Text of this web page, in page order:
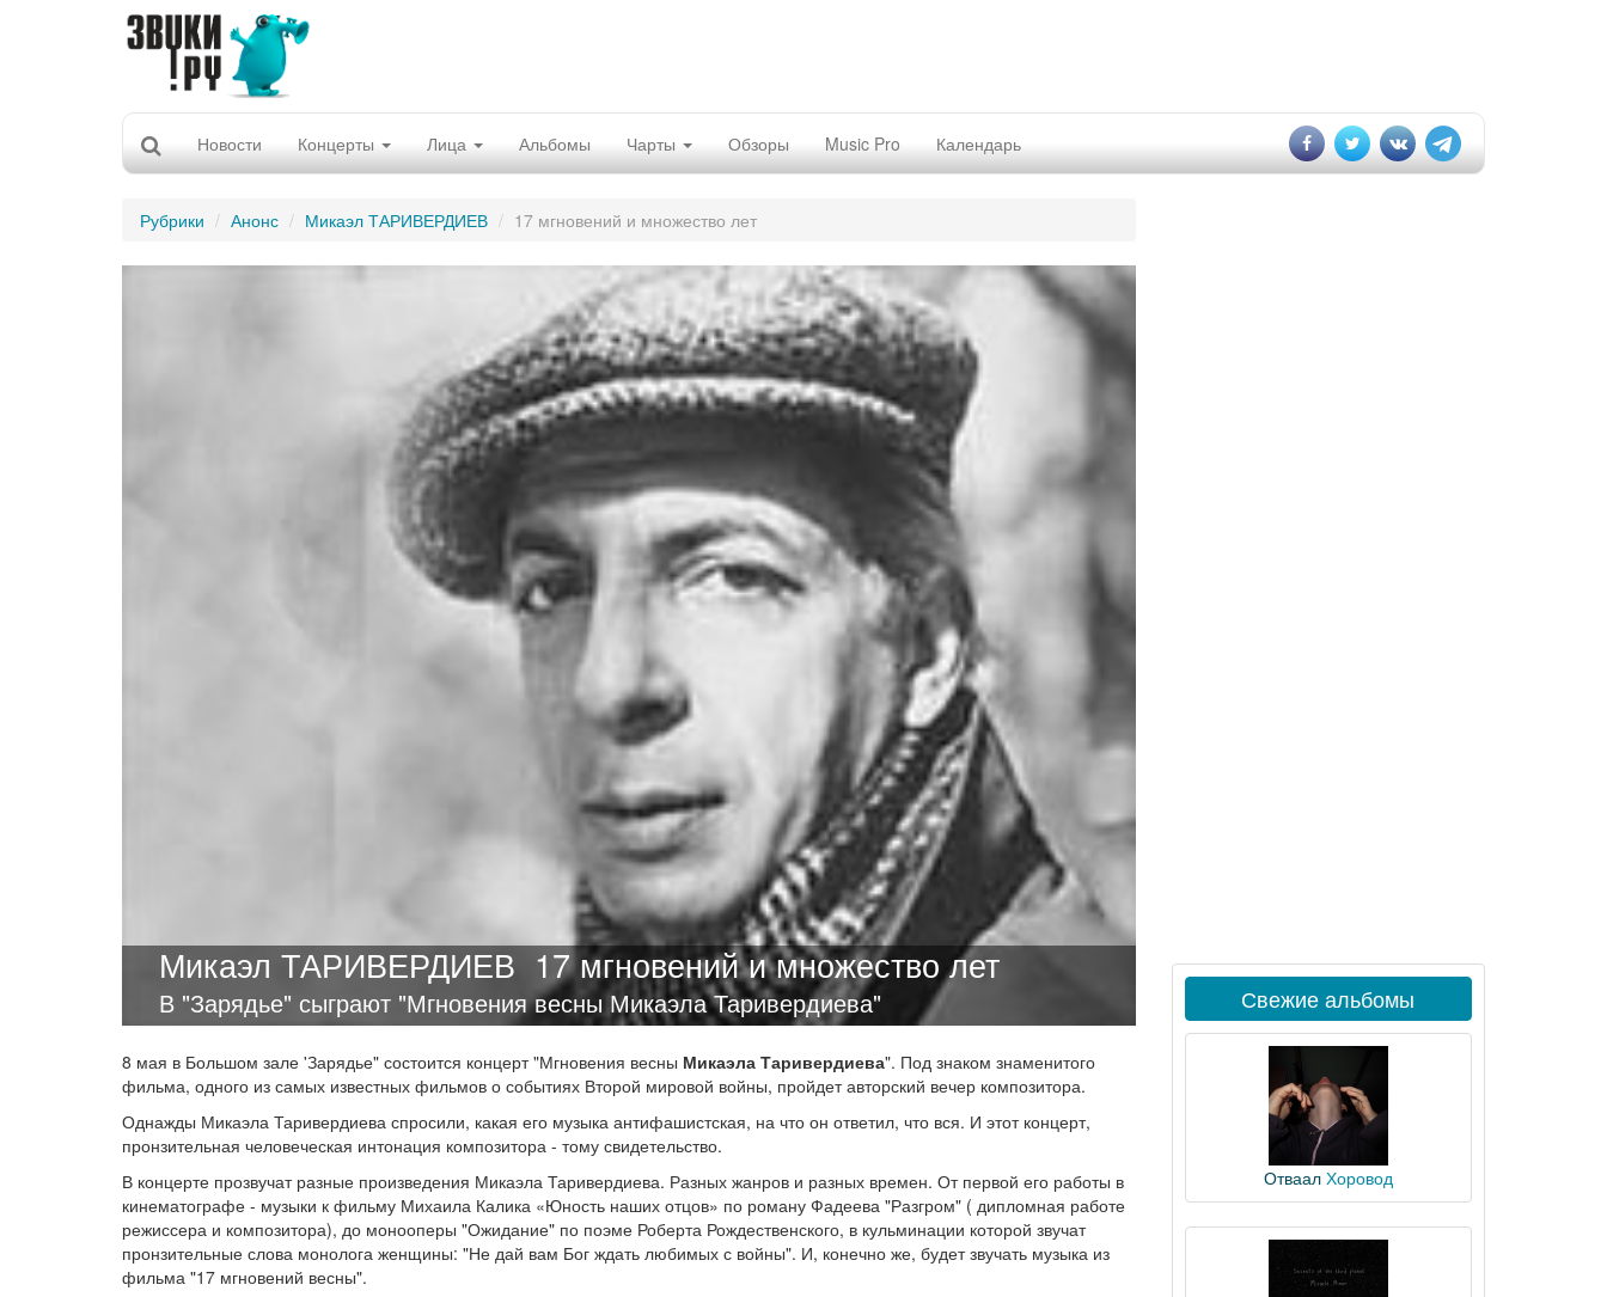
Новости Концерты Лица Альбомы Чарты Обзоры Music Pro Календарь
Рубрики Анонс Микаэл ТАРИВЕРДИЕВ 17 мгновений и множество лет
Микаэл ТАРИВЕРДИЕВ 17 мгновений и множество лет
В "Зарядье" сыграют "Мгновения весны Микаэла Таривердиева"
8 мая в Большом зале 'Зарядье" состоится концерт "Мгновения весны Микаэла Таривердиева". Под знаком знаменитого
фильма, одного из самых известных фильмов о событиях Второй мировой войны, пройдет авторский вечер композитора.
Однажды Микаэла Таривердиева спросили, какая его музыка антифашистская, на что он ответил, что вся. И этот концерт,
пронзительная человеческая интонация композитора - тому свидетельство.
В концерте прозвучат разные произведения Микаэла Таривердиева. Разных жанров и разных времен. От первой его работы в
кинематографе - музыки к фильму Михаила Калика «Юность наших отцов» по роману Фадеева "Разгром" ( дипломная работе
режиссера и композитора), до монооперы "Ожидание" по поэме Роберта Рождественского, в кульминации которой звучат
пронзительные слова монолога женщины: "Не дай вам Бог ждать любимых с войны". И, конечно же, будет звучать музыка из
фильма "17 мгновений весны".
Свежие альбомы
Отваал Хоровод